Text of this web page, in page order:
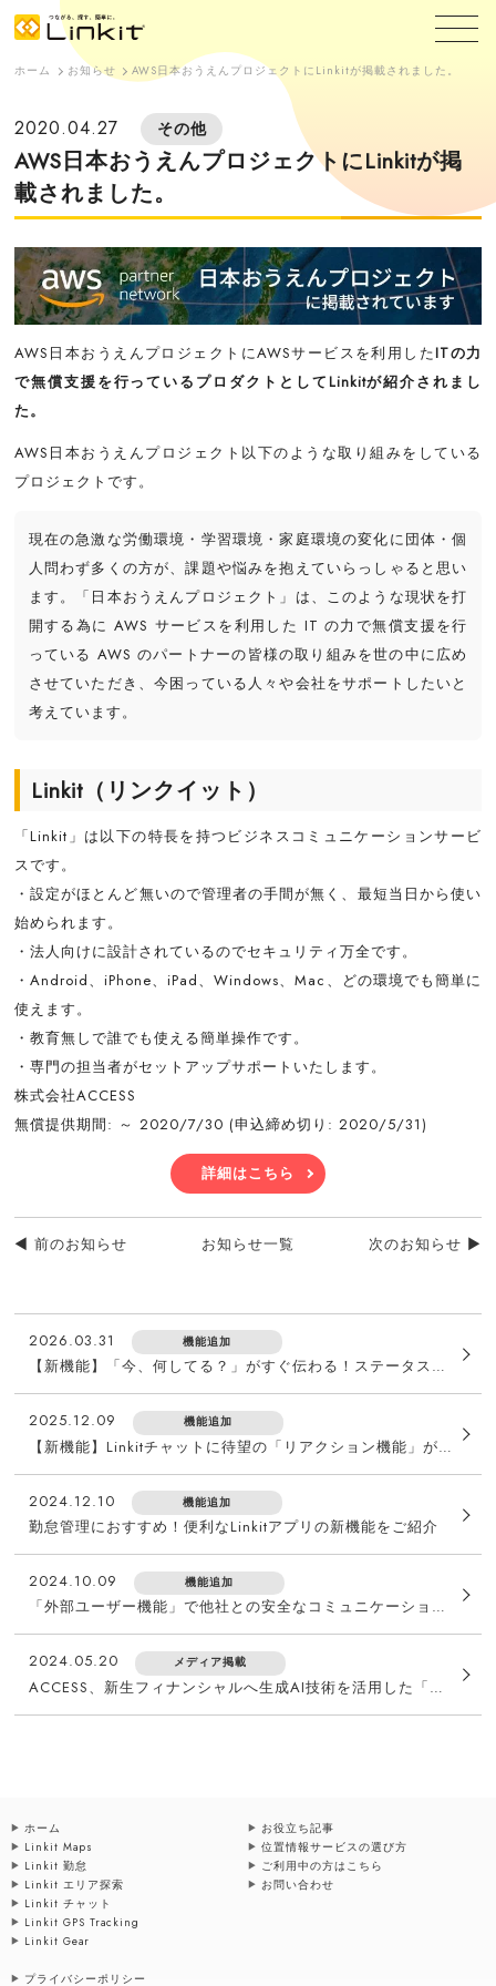
ホーム お知らせ AWS日本おうえんプロジェクトにLinkitが掲載されました。
2020.04.27 その他
AWS日本おうえんプロジェクトにLinkitが掲
載されました。
AWS日本おうえんプロジェクトにAWSサービスを利用したITの力
で無償支援を行っているプロダクトとしてLinkitが紹介されまし
た。
AWS日本おうえんプロジェクト以下のような取り組みをしている
プロジェクトです。
現在の急激な労働環境・学習環境・家庭環境の変化に団体・個
人問わず多くの方が、課題や悩みを抱えていらっしゃると思い
ます。「日本おうえんプロジェクト」は、このような現状を打
開する為に AWS サービスを利用した IT の力で無償支援を行
っている AWS のパートナーの皆様の取り組みを世の中に広め
させていただき、今困っている人々や会社をサポートしたいと
考えています。
Linkit（リンクイット）
「Linkit」は以下の特長を持つビジネスコミュニケーションサービ
スです。
・設定がほとんど無いので管理者の手間が無く、最短当日から使い
始められます。
・法人向けに設計されているのでセキュリティ万全です。
・Android、iPhone、iPad、Windows、Mac、どの環境でも簡単に
使えます。
・教育無しで誰でも使える簡単操作です。
・専門の担当者がセットアップサポートいたします。
株式会社ACCESS
無償提供期間: ～ 2020/7/30 (申込締め切り: 2020/5/31)
詳細はこちら
◄ 前のお知らせ お知らせ一覧 次のお知らせ ►
2026.03.31 機能追加
【新機能】「今、何してる？」がすぐ伝わる！ステータス機能でチームの連携をスムーズに
2025.12.09 機能追加
【新機能】Linkitチャットに待望の「リアクション機能」が登場！
2024.12.10 機能追加
勤怠管理におすすめ！便利なLinkitアプリの新機能をご紹介
2024.10.09 機能追加
「外部ユーザー機能」で他社との安全なコミュニケーションを実現！Linkit最新アップデート情報
2024.05.20 メディア掲載
ACCESS、新生フィナンシャルへ生成AI技術を活用した「社内業務効率化チャットボット」のプロトタイプを開発・提供
ホーム
Linkit Maps
Linkit 勤怠
Linkit エリア探索
Linkit チャット
Linkit GPS Tracking
Linkit Gear
お役立ち記事
位置情報サービスの選び方
ご利用中の方はこちら
お問い合わせ
プライバシーポリシー